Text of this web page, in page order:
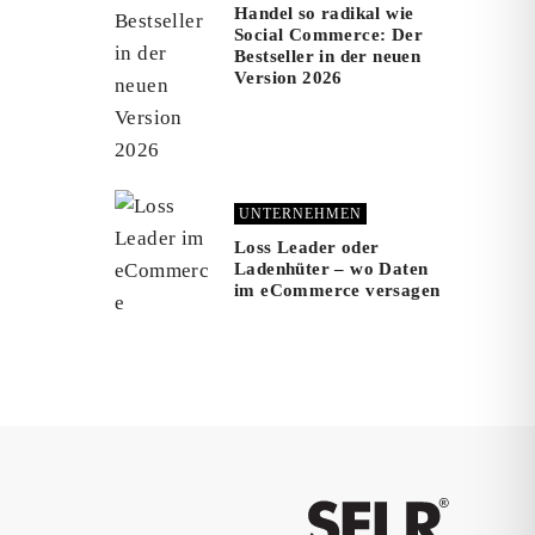
Handel so radikal wie
Social Commerce: Der
Bestseller in der neuen
Version 2026
UNTERNEHMEN
Loss Leader oder
Ladenhüter – wo Daten
im eCommerce versagen